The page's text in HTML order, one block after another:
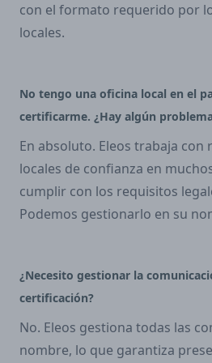
con el formato requerido por
locales.
No tengo una oficina local en el
certificarme. ¿Hay algún
En absoluto. Eleos trabaja con
locales de confianza en
cumplir con los requisitos
Podemos gestionarlo en su
¿Necesito gestionar la
certificación?
No. Eleos gestiona todas las
nombre, lo que garantiza